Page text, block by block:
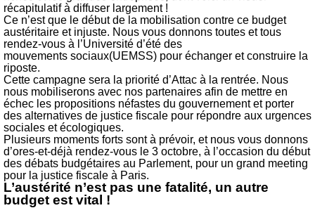
récapitulatif à diffuser largement !
Ce n’est que le début de la mobilisation contre ce budget
austéritaire et injuste. Nous vous donnons toutes et tous
rendez-vous à l’Université d’été des
mouvements sociaux(UEMSS) pour échanger et construire la
riposte.
Cette campagne sera la priorité d’Attac à la rentrée. Nous
nous mobiliserons avec nos partenaires afin de mettre en
échec les propositions néfastes du gouvernement et porter
des alternatives de justice fiscale pour répondre aux urgences
sociales et écologiques.
Plusieurs moments forts sont à prévoir, et nous vous donnons
d’ores-et-déjà rendez-vous le 3 octobre, à l’occasion du début
des débats budgétaires au Parlement, pour un grand meeting
pour la justice fiscale à Paris.
L’austérité n’est pas une fatalité, un autre
budget est vital !